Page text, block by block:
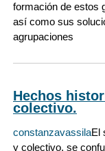
formación de estos
así como sus
agrupaciones
Hechos
colectivo.
constanzavassilaEl
y colectivo, se